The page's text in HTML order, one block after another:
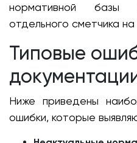
нормативной
отдельного сметчика
Типовые
Ниже приведены
ошибки, которые